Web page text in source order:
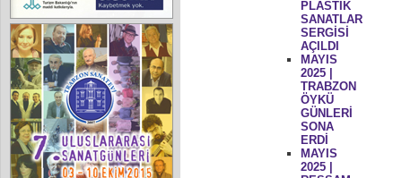
PLASTİK
SANATLAR
SERGİSİ
AÇILDI
MAYIS
2025 |
TRABZON
ÖYKÜ
GÜNLERİ
SONA
ERDİ
MAYIS
2025 |